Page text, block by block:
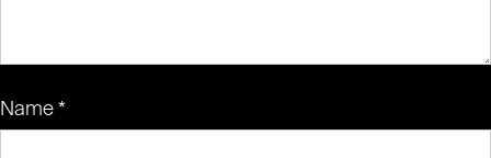
Name *